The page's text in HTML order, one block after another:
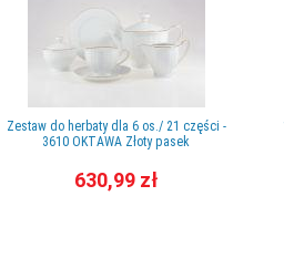
Zestaw do herbaty dla 6 os./ 21 części -
3610 OKTAWA Złoty pasek
630,99 zł